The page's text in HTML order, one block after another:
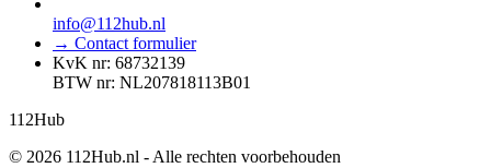
info@112hub.nl
→ Contact formulier
KvK nr: 68732139
BTW nr: NL207818113B01
112Hub
© 2026 112Hub.nl - Alle rechten voorbehouden